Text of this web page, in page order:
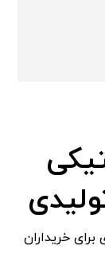
برای خریداران